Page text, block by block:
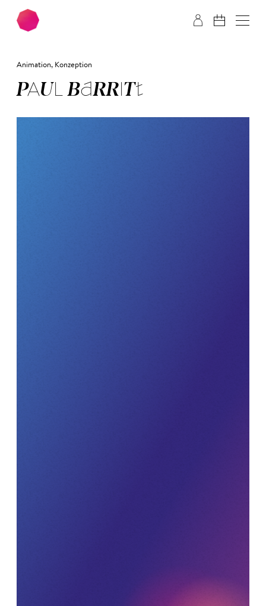
Zum Hauptinhalt springen Zum Footer springen
Animation, Konzeption
PAUL BAR­RITT